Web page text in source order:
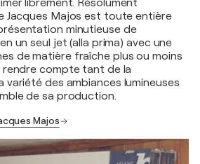
librement. Résolument
Jacques Majos est toute entière
minutieuse de
un seul jet (alla prima) avec une
de matière fraîche plus ou moins
rendre compte tant de la
variété des ambiances lumineuses
de sa production.
Majos